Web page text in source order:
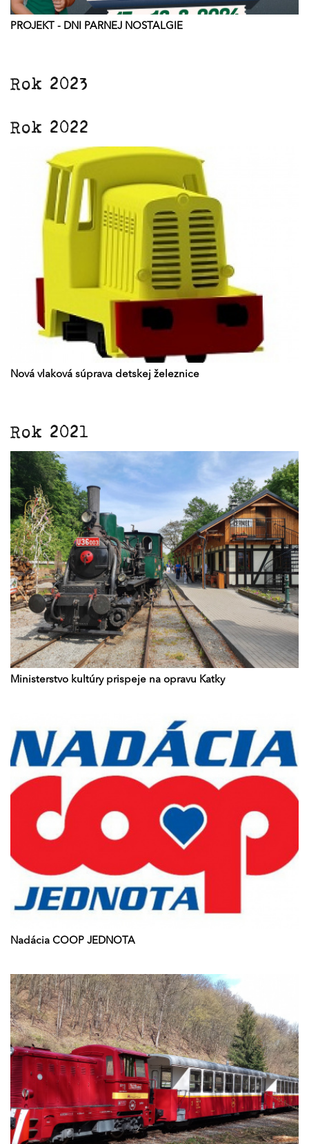
PROJEKT - DNI PARNEJ NOSTALGIE
Rok 2023
Rok 2022
Nová vlaková súprava detskej železnice
Rok 2021
Ministerstvo kultúry prispeje na opravu Katky
Nadácia COOP JEDNOTA